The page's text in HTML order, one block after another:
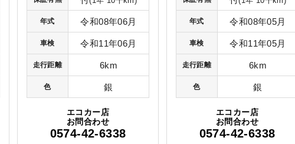
年式 令和08年06月
車検 令和11年06月
走行距離 6km
色 銀
エコカー店
お問合わせ
0574-42-6338
年式 令和08年05月
車検 令和11年05月
走行距離 6km
色 銀
エコカー店
お問合わせ
0574-42-6338